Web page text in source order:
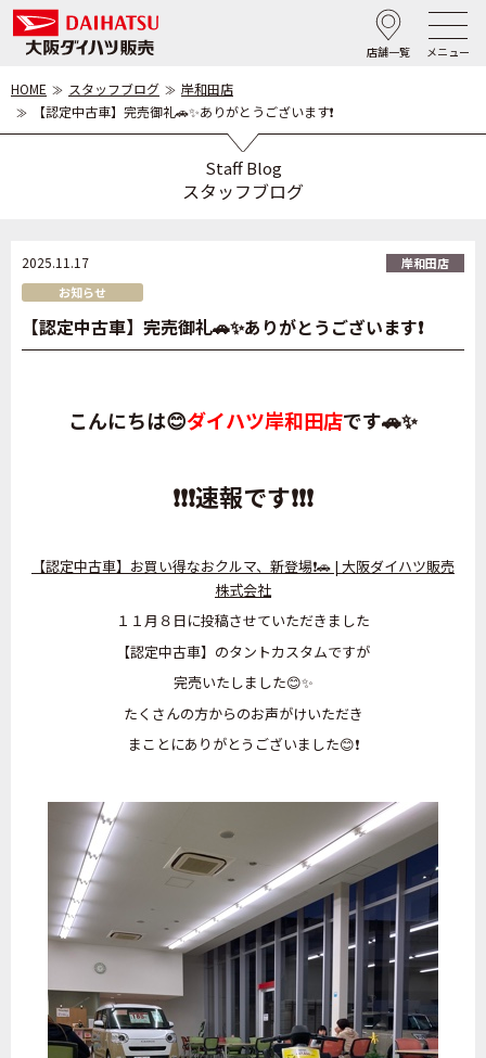
店舗一覧 メニュー
HOME スタッフブログ
岸和田店
【認定中古車】完売御礼🚗✨ありがとうございます❗
Staff Blog
スタッフブログ
2025.11.17
岸和田店
お知らせ
【認定中古車】完売御礼🚗✨ありがとうございます❗
こんにちは😊ダイハツ岸和田店です🚗✨
❗❗❗速報です❗❗❗
【認定中古車】お買い得なおクルマ、新登場❗🚗 | 大阪ダイハツ販売
株式会社
１１月８日に投稿させていただきました
【認定中古車】のタントカスタムですが
完売いたしました😊✨
たくさんの方からのお声がけいただき
まことにありがとうございました😊❗